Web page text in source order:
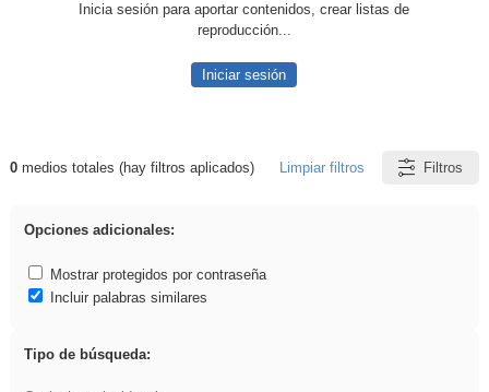
Inicia sesión para aportar contenidos, crear listas de
reproducción...
Iniciar sesión
Resultados de: Binnorie
0medios totales (hay filtros aplicados) Limpiar filtros Filtros
Opciones adicionales:
Mostrar protegidos por contraseña
Incluir palabras similares
Tipo de búsqueda: